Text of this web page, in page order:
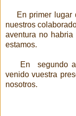
En primer lugar
nuestros
aventura no
estamos.
En segundo
venido vuestra
nosotros.